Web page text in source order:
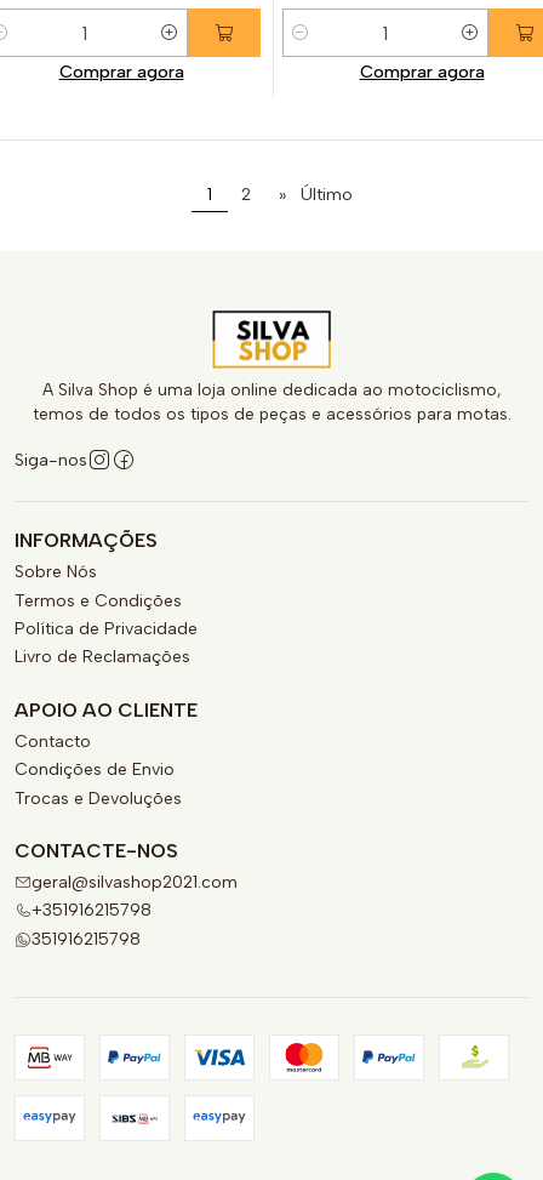
Comprar agora
Quantidade
Comprar agora
1 2 » Último
A Silva Shop é uma loja online dedicada ao motociclismo,
temos de todos os tipos de peças e acessórios para motas.
Siga-nos
INFORMAÇÕES
Sobre Nós
Termos e Condições
Política de Privacidade
Livro de Reclamações
APOIO AO CLIENTE
Contacto
Condições de Envio
Trocas e Devoluções
CONTACTE-NOS
geral@silvashop2021.com
+351916215798
351916215798